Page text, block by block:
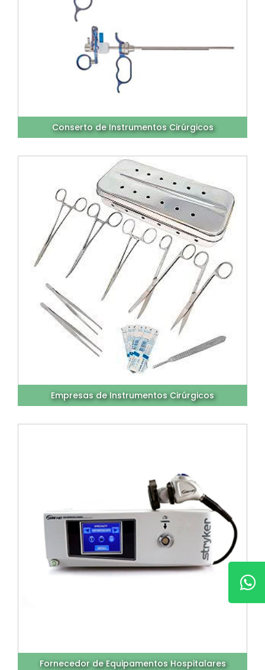
Conserto de Instrumentos Cirúrgicos
Empresas de Instrumentos Cirúrgicos
Fornecedor de Equipamentos Hospitalares